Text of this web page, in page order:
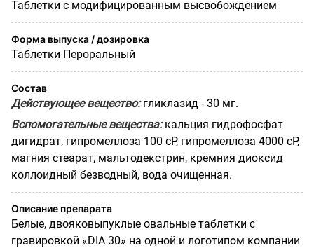
Таблетки с модифицированным высвобождением
Форма выпуска / дозировка
Таблетки Пероральный
Состав
Действующее вещество:гликлазид - 30 мг.
Вспомогательные вещества:кальция гидрофосфат
дигидрат, гипромеллоза 100 cP, гипромеллоза 4000 cP,
магния стеарат, мальтодекстрин, кремния диоксид
коллоидный безводный, вода очищенная.
Описание препарата
Белые, двояковыпуклые овальные таблетки с
гравировкой «DIА 30» на одной и логотипом компании